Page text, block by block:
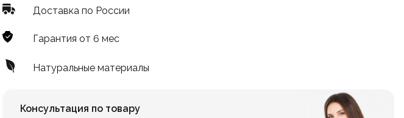
Доставка по России
Гарантия от 6 мес
Натуральные материалы
Консультация по товару